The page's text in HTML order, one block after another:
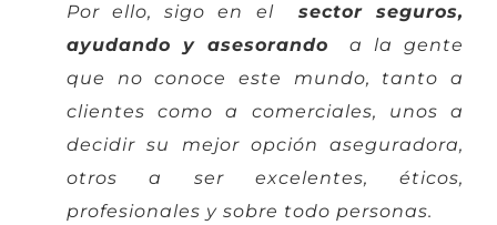
Por ello, sigo en el sector seguros,
ayudando y asesorando a la gente
que no conoce este mundo, tanto a
clientes como a comerciales, unos a
decidir su mejor opción aseguradora,
otros a ser excelentes, éticos,
profesionales y sobre todo personas.